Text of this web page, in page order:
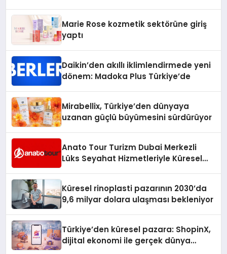
Marie Rose kozmetik sektörüne giriş
yaptı
Daikin’den akıllı iklimlendirmede yeni
dönem: Madoka Plus Türkiye’de
Mirabellix, Türkiye’den dünyaya
uzanan güçlü büyümesini sürdürüyor
Anato Tour Turizm Dubai Merkezli
Lüks Seyahat Hizmetleriyle Küresel
Küresel rinoplasti pazarının 2030’da
9,6 milyar dolara ulaşması bekleniyor
Türkiye’den küresel pazara: ShopinX,
dijital ekonomi ile gerçek dünya